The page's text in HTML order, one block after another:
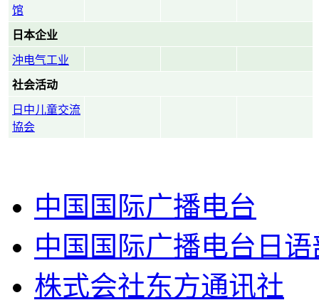
馆
日本企业
沖电气工业
社会活动
日中儿童交流
協会
中国国际广播电台
中国国际广播电台日语
株式会社东方通讯社